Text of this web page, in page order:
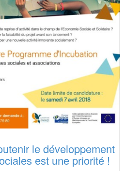
le développement
est une priorité !